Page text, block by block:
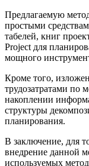
Предлагаемую
простыми
табелей, книг
Project для
мощного
Кроме того,
трудозатратами по
накоплении
структуры
планирования.
В заключение, для
внедрение данной
используемых